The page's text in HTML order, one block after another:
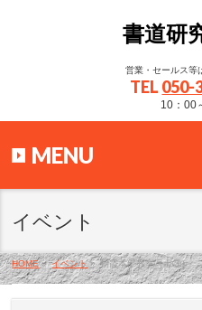
書道研
営業・セールス等
TEL 050-
10：00
MENU
イベント
HOME» イベント» 朝霞本部教室（土③）